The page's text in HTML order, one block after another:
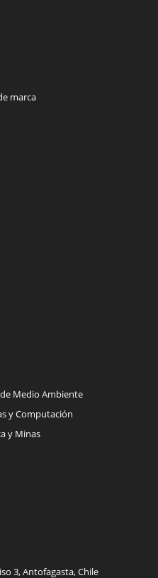
marca
Medio Ambiente
y Computación
y Minas
3, Antofagasta, Chile